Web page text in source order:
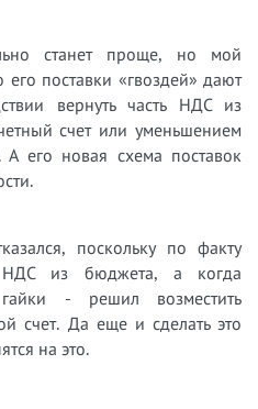
станет проще, но мой
его поставки «гвоздей» дают
вернуть часть НДС из
счет или уменьшением
его новая схема поставок
ся, поскольку по факту
из бюджета, а когда
- решил возместить
счет. Да еще и сделать это
на это.